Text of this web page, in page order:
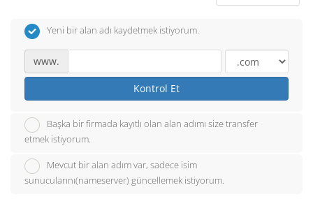
Yeni bir alan adı kaydetmek istiyorum.
www.
Kontrol Et
Başka bir firmada kayıtlı olan alan adımı size transfer
etmek istiyorum.
Mevcut bir alan adım var, sadece isim
sunucularını(nameserver) güncellemek istiyorum.